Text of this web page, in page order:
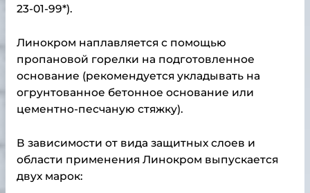
23-01-99*).
Линокром наплавляется с помощью
пропановой горелки на подготовленное
основание (рекомендуется укладывать на
огрунтованное бетонное основание или
цементно-песчаную стяжку).
В зависимости от вида защитных слоев и
области применения Линокром выпускается
двух марок: